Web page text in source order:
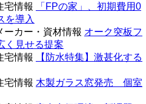
宅情報
「FPの家」、初期費用0
を導入
ーカー・資材情報 オーク突板フ
見せる提案
宅情報
【防水特集】激甚化する
宅情報 木製ガラス窓発売 個室